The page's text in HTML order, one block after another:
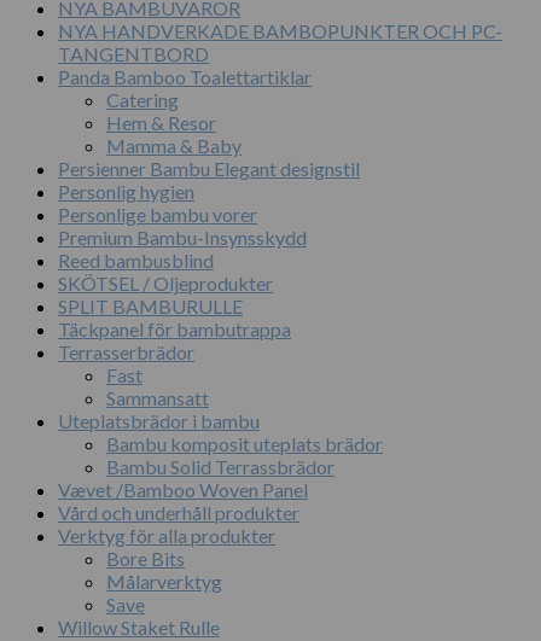
NYA BAMBUVAROR
NYA HANDVERKADE BAMBOPUNKTER OCH PC-
TANGENTBORD
Panda Bamboo Toalettartiklar
Catering
Hem & Resor
Mamma & Baby
Persienner Bambu Elegant designstil
Personlig hygien
Personlige bambu vorer
Premium Bambu-Insynsskydd
Reed bambusblind
SKÖTSEL / Oljeprodukter
SPLIT BAMBURULLE
Täckpanel för bambutrappa
Terrasserbrädor
Fast
Sammansatt
Uteplatsbrädor i bambu
Bambu komposit uteplats brädor
Bambu Solid Terrassbrädor
Vævet /Bamboo Woven Panel
Vård och underhåll produkter
Verktyg för alla produkter
Bore Bits
Målarverktyg
Save
Willow Staket Rulle